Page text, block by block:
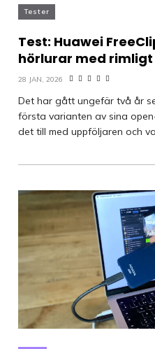
Tester
Test: Huawei
hörlurar med rimligt
28 JAN, 2026
Det har gått ungefär två år
första varianten av sina
det till med uppföljaren och